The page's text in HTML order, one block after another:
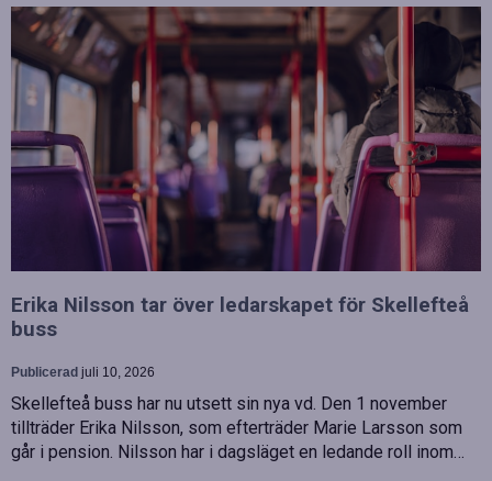
Erika Nilsson tar över ledarskapet för Skellefteå
buss
Publicerad juli 10, 2026
Skellefteå buss har nu utsett sin nya vd. Den 1 november
tillträder Erika Nilsson, som efterträder Marie Larsson som
går i pension. Nilsson har i dagsläget en ledande roll inom…